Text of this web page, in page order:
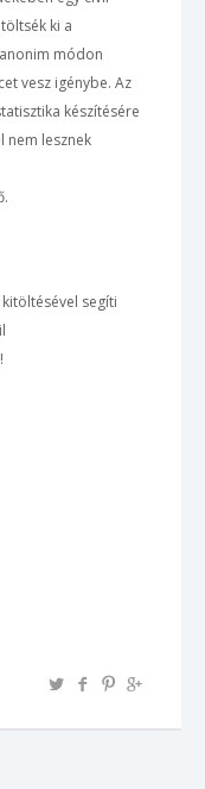
ki a
módon
vesz igénybe. Az
készítésére
nem lesznek
segíti